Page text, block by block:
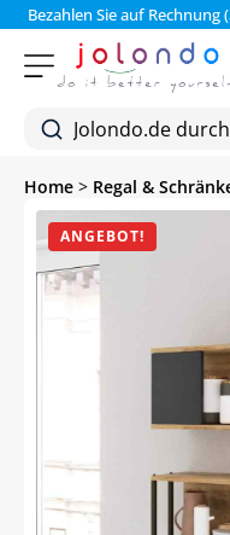
Bezahlen Sie auf Rechnung
Home > Regal &
ANGEBOT!